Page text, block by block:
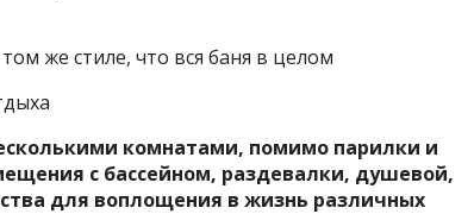
же стиле, что вся баня в целом
комнатами, помимо парилки и
с бассейном, раздевалки, душевой,
для воплощения в жизнь различных